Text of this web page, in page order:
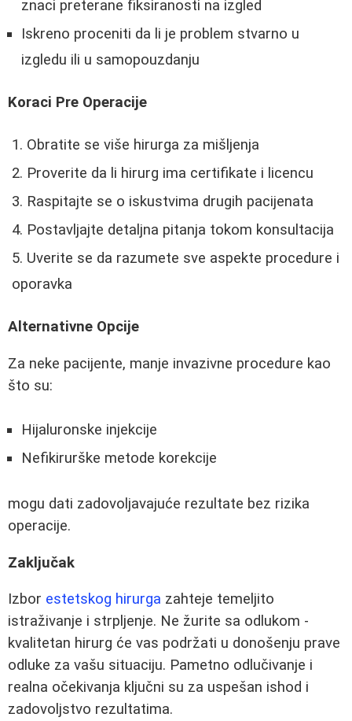
znaci preterane fiksiranosti na izgled
Iskreno proceniti da li je problem stvarno u
izgledu ili u samopouzdanju
Koraci Pre Operacije
Obratite se više hirurga za mišljenja
Proverite da li hirurg ima certifikate i licencu
Raspitajte se o iskustvima drugih pacijenata
Postavljajte detaljna pitanja tokom konsultacija
Uverite se da razumete sve aspekte procedure i
oporavka
Alternativne Opcije
Za neke pacijente, manje invazivne procedure kao
što su:
Hijaluronske injekcije
Nefikirurške metode korekcije
mogu dati zadovoljavajuće rezultate bez rizika
operacije.
Zaključak
Izbor estetskog hirurga zahteje temeljito
istraživanje i strpljenje. Ne žurite sa odlukom -
kvalitetan hirurg će vas podržati u donošenju prave
odluke za vašu situaciju. Pametno odlučivanje i
realna očekivanja ključni su za uspešan ishod i
zadovoljstvo rezultatima.